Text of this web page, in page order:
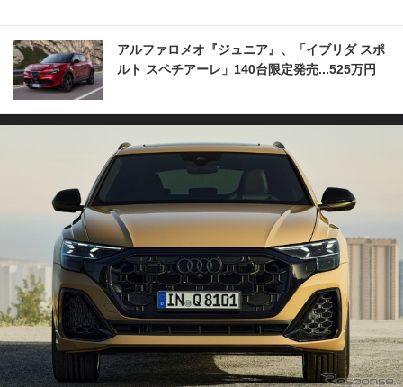
アルファロメオ『ジュニア』、「イブリダ スポ
ルト スペチアーレ」140台限定発売...525万円